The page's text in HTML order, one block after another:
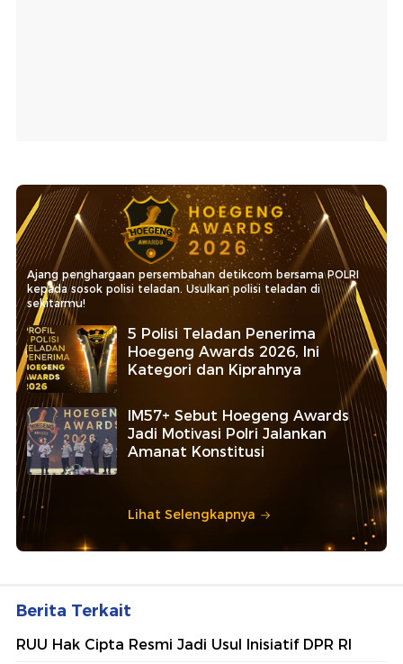
Ajang penghargaan persembahan detikcom bersama POLRI
kepada sosok polisi teladan. Usulkan polisi teladan di
sekitarmu!
5 Polisi Teladan Penerima
Hoegeng Awards 2026, Ini
Kategori dan Kiprahnya
IM57+ Sebut Hoegeng Awards
Jadi Motivasi Polri Jalankan
Amanat Konstitusi
Lihat Selengkapnya
Berita Terkait
RUU Hak Cipta Resmi Jadi Usul Inisiatif DPR RI